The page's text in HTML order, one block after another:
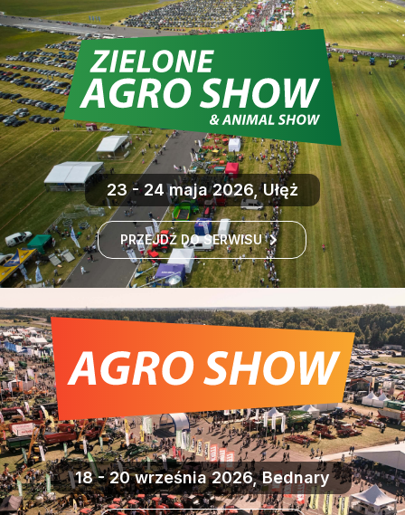
23 - 24 maja 2026, Ułęż
PRZEJDŹ DO SERWISU
18 - 20 września 2026, Bednary